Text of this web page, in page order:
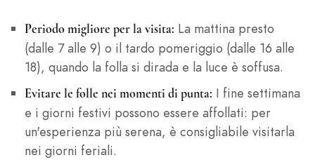
Periodo migliore per la visita: La mattina presto
(dalle 7 alle 9) o il tardo pomeriggio (dalle 16 alle
18), quando la folla si dirada e la luce è soffusa.
Evitare le folle nei momenti di punta: I fine settimana
e i giorni festivi possono essere affollati: per
un'esperienza più serena, è consigliabile visitarla
nei giorni feriali.